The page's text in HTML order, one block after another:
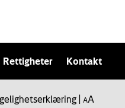
Rettigheter Kontakt
AA